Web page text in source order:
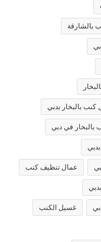
بالشارقة
بالبخار بدبي
في دبي
عمال تنظيف كنب
غسيل الكنب